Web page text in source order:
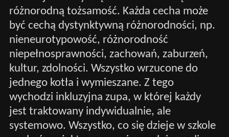
różnorodną tożsamość. Każda cecha może
być cechą dystynktywną różnorodności, np.
nieneurotypowość, różnorodność
niepełnosprawności, zachowań, zaburzeń,
kultur, zdolności. Wszystko wrzucone do
jednego kotła i wymieszane. Z tego
wychodzi inkluzyjna zupa, w której każdy
jest traktowany indywidualnie, ale
systemowo. Wszystko, co się dzieje w szkole